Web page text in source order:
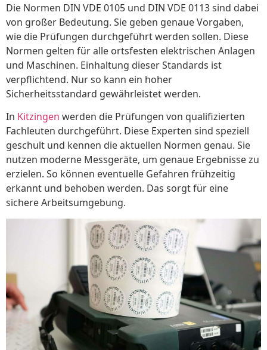
Die Normen DIN VDE 0105 und DIN VDE 0113 sind dabei
von großer Bedeutung. Sie geben genaue Vorgaben,
wie die Prüfungen durchgeführt werden sollen. Diese
Normen gelten für alle ortsfesten elektrischen Anlagen
und Maschinen. Einhaltung dieser Standards ist
verpflichtend. Nur so kann ein hoher
Sicherheitsstandard gewährleistet werden.
In Kitzingen werden die Prüfungen von qualifizierten
Fachleuten durchgeführt. Diese Experten sind speziell
geschult und kennen die aktuellen Normen genau. Sie
nutzen moderne Messgeräte, um genaue Ergebnisse zu
erzielen. So können eventuelle Gefahren frühzeitig
erkannt und behoben werden. Das sorgt für eine
sichere Arbeitsumgebung.